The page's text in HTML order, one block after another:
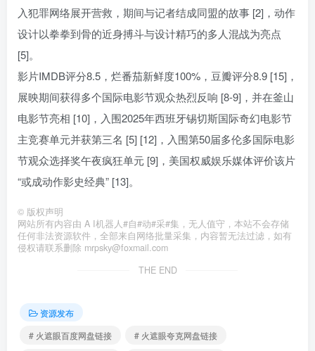
入犯罪网络展开营救，期间与记者结成同盟的故事 [2]，动作
设计以拳拳到骨的近身搏斗与设计精巧的多人混战为亮点
[5]。
影片IMDB评分8.5，烂番茄新鲜度100%，豆瓣评分8.9 [15]，
展映期间获得多个国际电影节观众热烈反响 [8-9]，并在釜山
电影节亮相 [10]，入围2025年西班牙锡切斯国际奇幻电影节
主竞赛单元并获第三名 [5] [12]，入围第50届多伦多国际电影
节观众选择奖午夜疯狂单元 [9]，美国权威娱乐媒体评价该片
“或成动作影史经典” [13]。
© 版权声明
网站所有内容由 A I机器人#自#动#采#集，无人值守，本站不会存储
任何非法资源软件，全部来自网络批量采集，内容暂无法过滤，如有
侵权请联系删除 mrpsky@foxmail.com
THE END
资源发布
# 火遮眼百度网盘链接
# 火遮眼夸克网盘链接